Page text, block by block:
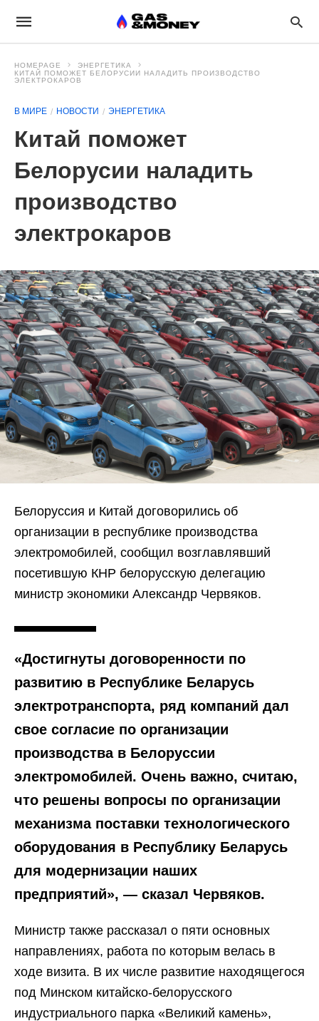
HOMEPAGE
ЭНЕРГЕТИКА
КИТАЙ ПОМОЖЕТ БЕЛОРУСИИ НАЛАДИТЬ ПРОИЗВОДСТВО
ЭЛЕКТРОКАРОВ
В МИРЕ НОВОСТИ ЭНЕРГЕТИКА
Китай поможет
Белорусии наладить
производство
электрокаров
Белоруссия и Китай договорились об
организации в республике производства
электромобилей, сообщил возглавлявший
посетившую КНР белорусскую делегацию
министр экономики Александр Червяков.
«Достигнуты договоренности по
развитию в Республике Беларусь
электротранспорта, ряд компаний дал
свое согласие по организации
производства в Белоруссии
электромобилей. Очень важно, считаю,
что решены вопросы по организации
механизма поставки технологического
оборудования в Республику Беларусь
для модернизации наших
предприятий», — сказал Червяков.
Министр также рассказал о пяти основных
направлениях, работа по которым велась в
ходе визита. В их числе развитие находящегося
под Минском китайско-белорусского
индустриального парка «Великий камень»,